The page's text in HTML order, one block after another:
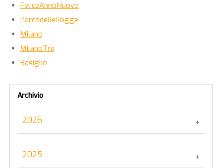
FeliceAnnoNuovo
ParcodelleRogge
Milano
MilanoTre
Basiglio
Archivio
2026
Giugno
2025